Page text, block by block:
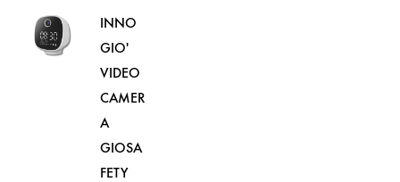
INNO
GIO'
VIDEO
CAMER
A
GIOSA
FETY